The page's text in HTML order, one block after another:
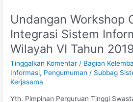
Undangan Workshop
Integrasi Sistem
Wilayah VI Tahun
Tinggalkan Komentar / Bagian
Informasi, Pengumuman / Subbag
Kerjasama
Yth. Pimpinan Perguruan Tinggi
Undangan
Workshop
Optimalisasi
Integrasi
Sistem
Informasi
LLDIKTI